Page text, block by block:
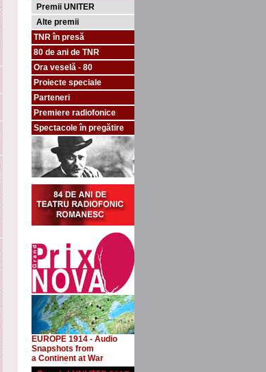
Premii UNITER
Alte premii
TNR în presă
80 de ani de TNR
Ora veselă - 80
Proiecte speciale
Parteneri
Premiere radiofonice
Spectacole în pregătire
EUROPE 1914 - Audio
Snapshots from
a Continent at War